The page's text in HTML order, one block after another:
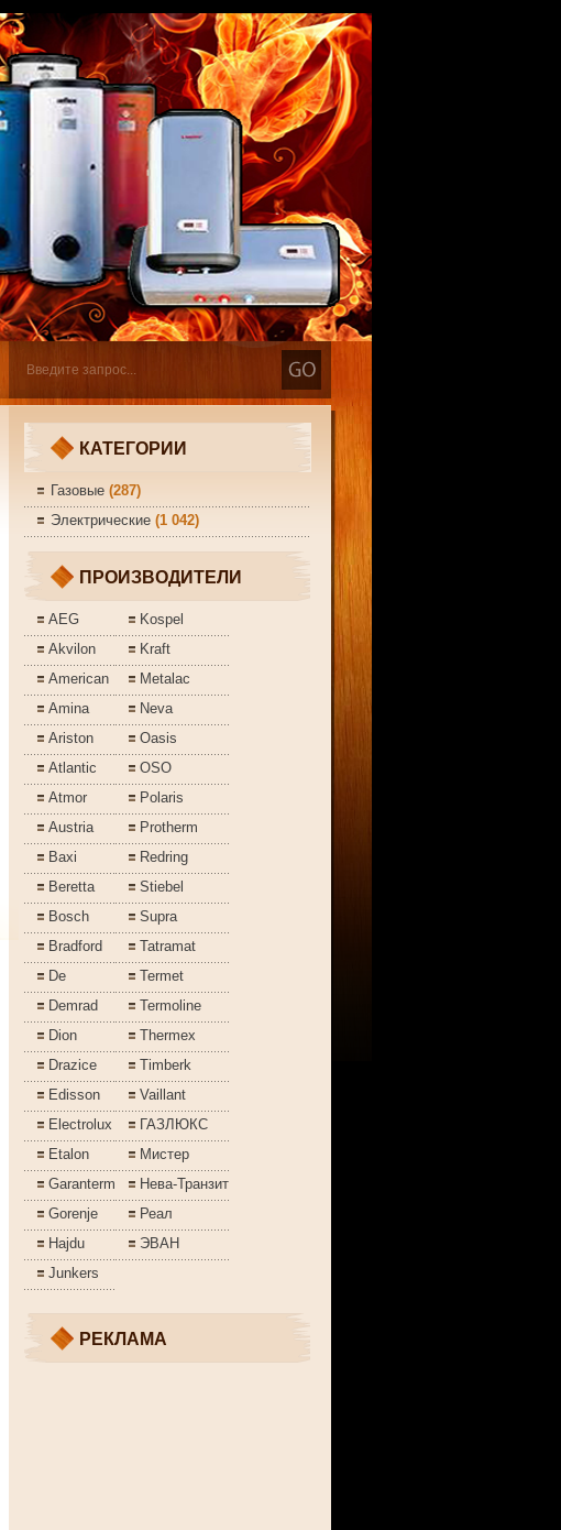
КАТЕГОРИИ
Газовые(287)
Электрические(1 042)
ПРОИЗВОДИТЕЛИ
AEG
Akvilon
American
Amina
Ariston
Atlantic
Atmor
Austria
Baxi
Beretta
Bosch
Bradford
De
Demrad
Dion
Drazice
Edisson
Electrolux
Etalon
Garanterm
Gorenje
Hajdu
Junkers
Kospel
Kraft
Metalac
Neva
Oasis
OSO
Polaris
Protherm
Redring
Stiebel
Supra
Tatramat
Termet
Termoline
Thermex
Timberk
Vaillant
ГАЗЛЮКС
Мистер
Нева-Транзит
Реал
ЭВАН
РЕКЛАМА